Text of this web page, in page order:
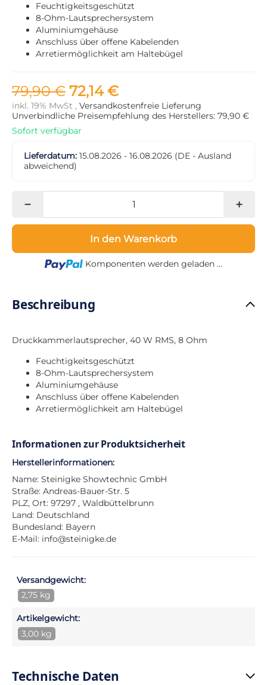
Feuchtigkeitsgeschützt
8-Ohm-Lautsprechersystem
Aluminiumgehäuse
Anschluss über offene Kabelenden
Arretiermöglichkeit am Haltebügel
79,90 € 72,14 €
inkl. 19% MwSt , Versandkostenfreie Lieferung
Unverbindliche Preisempfehlung des Herstellers: 79,90 €
Sofort verfügbar
Lieferdatum: 15.08.2026 - 16.08.2026 (DE - Ausland
abweichend)
In den Warenkorb
Loading...
Komponenten werden geladen ...
Beschreibung
Druckkammerlautsprecher, 40 W RMS, 8 Ohm
Feuchtigkeitsgeschützt
8-Ohm-Lautsprechersystem
Aluminiumgehäuse
Anschluss über offene Kabelenden
Arretiermöglichkeit am Haltebügel
Informationen zur Produktsicherheit
Herstellerinformationen:
Name: Steinigke Showtechnic GmbH
Straße: Andreas-Bauer-Str. 5
PLZ, Ort: 97297 , Waldbüttelbrunn
Land: Deutschland
Bundesland: Bayern
E-Mail: info@steinigke.de
Versandgewicht:
2,75 kg
Artikelgewicht:
3,00 kg
Technische Daten